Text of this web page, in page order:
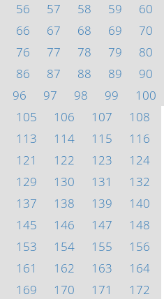
56 57 58 59
60
66 67 68 69
70
76 77 78 79
80
86 87 88 89
90
96 97 98 99
100
105 106 107
108
113 114 115
116
121 122 123
124
129 130 131
132
137 138 139
140
145 146 147
148
153 154 155
156
161 162 163
164
169 170 171
172